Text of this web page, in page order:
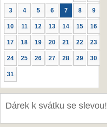
3 4 5 6 7 8 9
10 11 12 13 14 15 16
17 18 19 20 21 22 23
24 25 26 27 28 29 30
31
Dárek k svátku se slevou!